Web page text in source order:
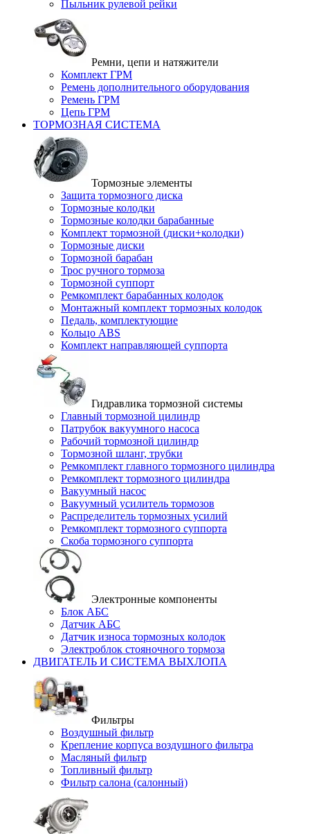
Пыльник рулевой рейки
Ремни, цепи и натяжители
Комплект ГРМ
Ремень дополнительного оборудования
Ремень ГРМ
Цепь ГРМ
ТОРМОЗНАЯ СИСТЕМА
Тормозные элементы
Защита тормозного диска
Тормозные колодки
Тормозные колодки барабанные
Комплект тормозной (диски+колодки)
Тормозные диски
Тормозной барабан
Трос ручного тормоза
Тормозной суппорт
Ремкомплект барабанных колодок
Монтажный комплект тормозных колодок
Педаль, комплектующие
Кольцо ABS
Комплект направляющей суппорта
Гидравлика тормозной системы
Главный тормозной цилиндр
Патрубок вакуумного насоса
Рабочий тормозной цилиндр
Тормозной шланг, трубки
Ремкомплект главного тормозного цилиндра
Ремкомплект тормозного цилиндра
Вакуумный насос
Вакуумный усилитель тормозов
Распределитель тормозных усилий
Ремкомплект тормозного суппорта
Скоба тормозного суппорта
Электронные компоненты
Блок АБС
Датчик АБС
Датчик износа тормозных колодок
Электроблок стояночного тормоза
ДВИГАТЕЛЬ И СИСТЕМА ВЫХЛОПА
Фильтры
Воздушный фильтр
Крепление корпуса воздушного фильтра
Масляный фильтр
Топливный фильтр
Фильтр салона (салонный)